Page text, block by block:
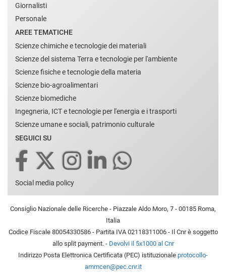
Giornalisti
Personale
AREE TEMATICHE
Scienze chimiche e tecnologie dei materiali
Scienze del sistema Terra e tecnologie per l'ambiente
Scienze fisiche e tecnologie della materia
Scienze bio-agroalimentari
Scienze biomediche
Ingegneria, ICT e tecnologie per l'energia e i trasporti
Scienze umane e sociali, patrimonio culturale
SEGUICI SU
Social media policy
Consiglio Nazionale delle Ricerche - Piazzale Aldo Moro, 7 - 00185 Roma,
Italia
Codice Fiscale 80054330586 - Partita IVA 02118311006 - Il Cnr è soggetto
allo split payment. - Devolvi il 5x1000 al Cnr
Indirizzo Posta Elettronica Certificata (PEC) istituzionale protocollo-
ammcen@pec.cnr.it